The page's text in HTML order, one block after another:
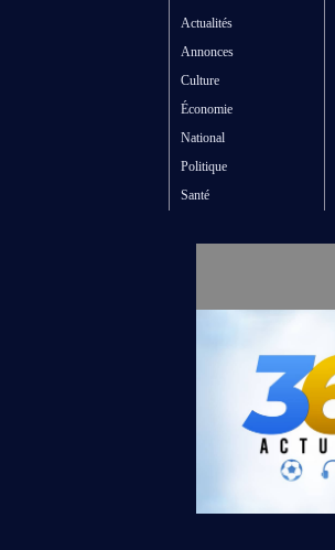
Actualités
Annonces
Culture
Économie
National
Politique
Santé